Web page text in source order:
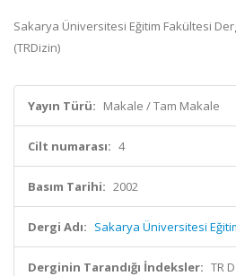
Sakarya Üniversitesi Eğitim Fakültesi
(TRDizin)
Yayın Türü: Makale / Tam Makale
Cilt numarası: 4
Basım Tarihi: 2002
Dergi Adı: Sakarya Üniversitesi
Derginin Tarandığı İndeksler: TR